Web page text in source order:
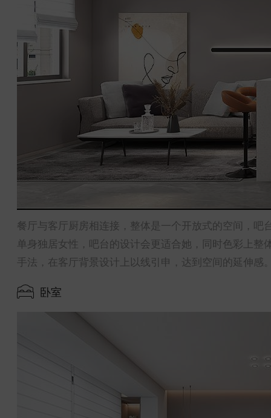
餐厅与客厅厨房相连接，整体是一个开放式的空间，
单身独居女性，吧台的设计会更适合她，同时色彩上
手法，在客厅背景设计上以线引申，达到空间的延伸感
卧室